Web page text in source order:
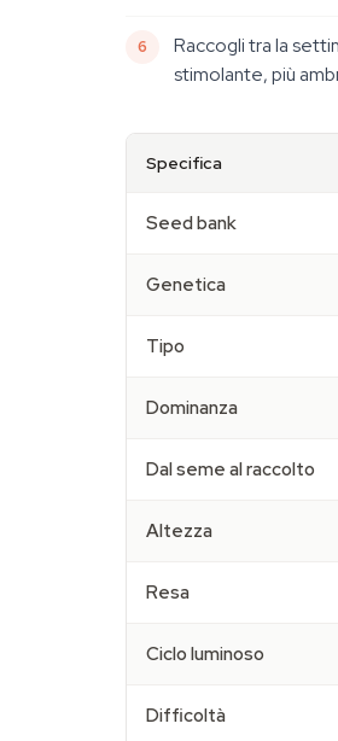
Raccogli tra la
stimolante, più
Specifica
Seed bank
Genetica
Tipo
Dominanza
Dal seme al raccolto
Altezza
Resa
Ciclo luminoso
Difficoltà